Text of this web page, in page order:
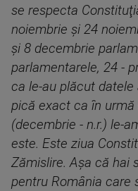
se respecta
noiembrie şi 24
şi 8 decembrie
parlamentarele, 24 -
ca le-au plăcut
pică exact ca în urmă
(decembrie - n.r.) le-
este. Este ziua
Zămislire. Aşa că hai
pentru România care